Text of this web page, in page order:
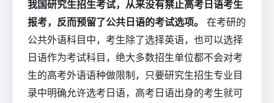
我国研究生招生考试，从来没有禁止高考日语考生
报考，反而预留了公共日语的考试选项。
在考研的
公共外语科目中，考生除了选择英语，也可以选择
日语作为考试科目，绝大多数招生单位都不会对考
生的高考外语语种做限制，只要研究生招生专业目
录中明确允许选考日语，高考日语出身的考生就可